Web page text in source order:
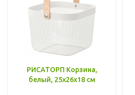
РИСАТОРП Корзина,
белый, 25x26x18 см